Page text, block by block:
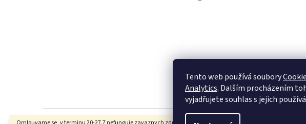
Tento web používá soubory
Analytics. Dalším procházením
vyjadřujete souhlas s jejich